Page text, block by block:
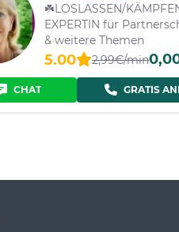
☘️LOSLASSEN/
EXPERTIN für
& weitere Themen
5.00 2,99€/min
CHAT GRATIS